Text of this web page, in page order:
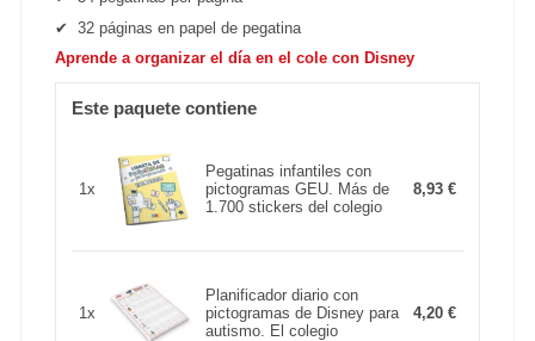
✔
32 páginas en papel de pegatina
Aprende a organizar el día en el cole con Disney
Este paquete contiene
1x
Pegatinas infantiles con
pictogramas GEU. Más de
1.700 stickers del colegio
8,93 €
1x
Planificador diario con
pictogramas de Disney para
autismo. El colegio
4,20 €